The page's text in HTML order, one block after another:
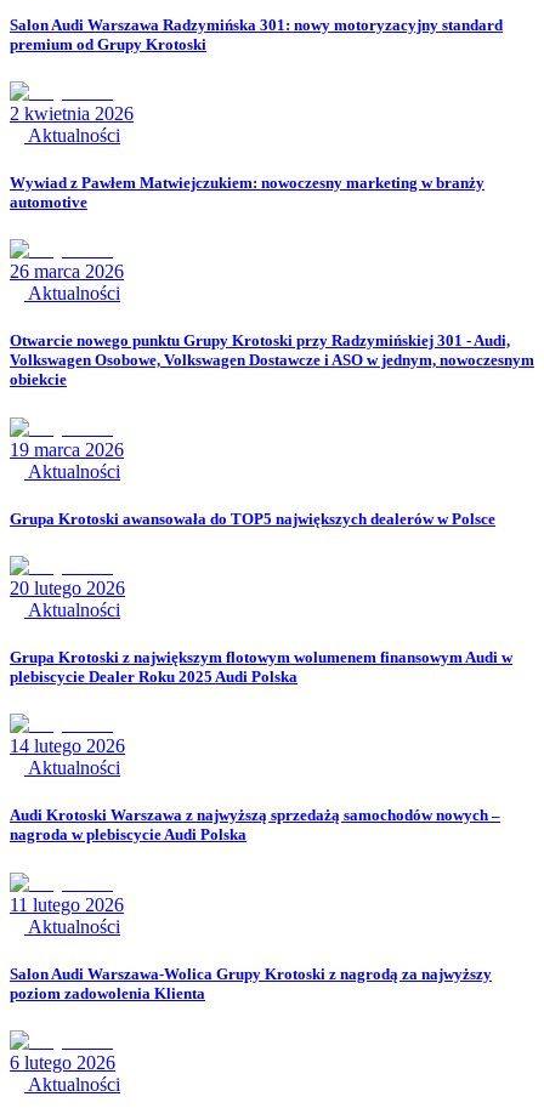
Salon Audi Warszawa Radzymińska 301: nowy motoryzacyjny standard
premium od Grupy Krotoski
2 kwietnia 2026
Aktualności
Wywiad z Pawłem Matwiejczukiem: nowoczesny marketing w branży
automotive
26 marca 2026
Aktualności
Otwarcie nowego punktu Grupy Krotoski przy Radzymińskiej 301 - Audi,
Volkswagen Osobowe, Volkswagen Dostawcze i ASO w jednym, nowoczesnym
obiekcie
19 marca 2026
Aktualności
Grupa Krotoski awansowała do TOP5 największych dealerów w Polsce
20 lutego 2026
Aktualności
Grupa Krotoski z największym flotowym wolumenem finansowym Audi w
plebiscycie Dealer Roku 2025 Audi Polska
14 lutego 2026
Aktualności
Audi Krotoski Warszawa z najwyższą sprzedażą samochodów nowych –
nagroda w plebiscycie Audi Polska
11 lutego 2026
Aktualności
Salon Audi Warszawa-Wolica Grupy Krotoski z nagrodą za najwyższy
poziom zadowolenia Klienta
6 lutego 2026
Aktualności